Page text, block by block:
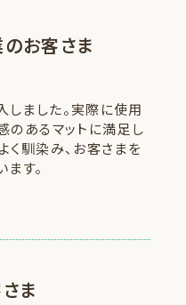
お客さま
ました。実際に使用
のあるマットに満足し
く馴染み、お客さまを
す。
ま